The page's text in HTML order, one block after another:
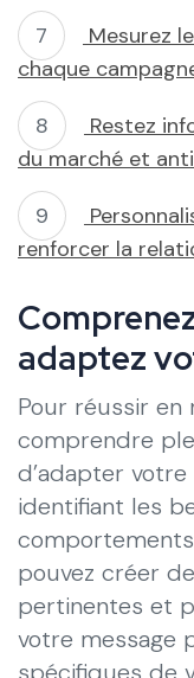
Mesurez
chaque
Restez
du marché et
renforcer la
adaptez
Pour réussir en
comprendre
d’adapter votre
identifiant les
pouvez créer
pertinentes et
votre message